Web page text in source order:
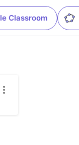
Classroom